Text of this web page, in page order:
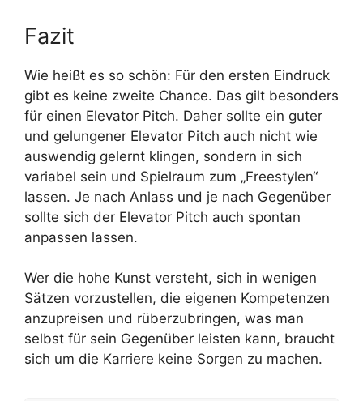
Fazit
Wie heißt es so schön: Für den ersten Eindruck
gibt es keine zweite Chance. Das gilt besonders
für einen Elevator Pitch. Daher sollte ein guter
und gelungener Elevator Pitch auch nicht wie
auswendig gelernt klingen, sondern in sich
variabel sein und Spielraum zum „Freestylen“
lassen. Je nach Anlass und je nach Gegenüber
sollte sich der Elevator Pitch auch spontan
anpassen lassen.
Wer die hohe Kunst versteht, sich in wenigen
Sätzen vorzustellen, die eigenen Kompetenzen
anzupreisen und rüberzubringen, was man
selbst für sein Gegenüber leisten kann, braucht
sich um die Karriere keine Sorgen zu machen.